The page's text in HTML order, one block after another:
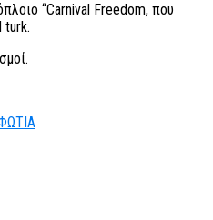
“Carnival Freedom, που
turk.